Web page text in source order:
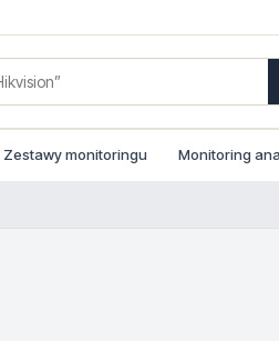
Zestawy monitoringu Monitoring